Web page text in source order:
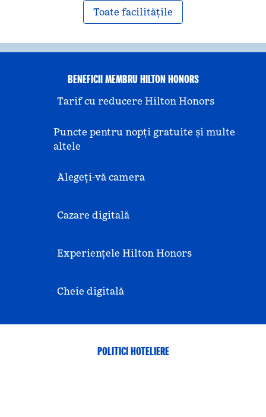
Toate facilitățile
BENEFICII MEMBRU HILTON HONORS
Tarif cu reducere Hilton Honors
Puncte pentru nopți gratuite și multe
altele
Alegeți-vă camera
Cazare digitală
Experiențele Hilton Honors
Cheie digitală
POLITICI HOTELIERE